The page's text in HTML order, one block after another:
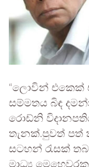
“ලොවින් එකෙක්
සම්මතය බිඳ
රොඩ්නි
තැනක්.පුවත් පත්
සටහන් රැසක්
මාධ්‍ය